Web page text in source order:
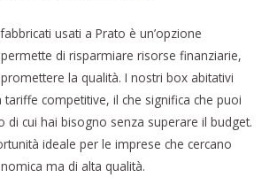
usati a Prato è un’opzione
di risparmiare risorse finanziarie,
la qualità. I nostri box abitativi
competitive, il che significa che puoi
di cui hai bisogno senza superare il budget.
ideale per le imprese che cercano
ma di alta qualità.